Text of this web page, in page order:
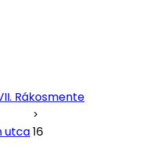
Rákosmente
utca16